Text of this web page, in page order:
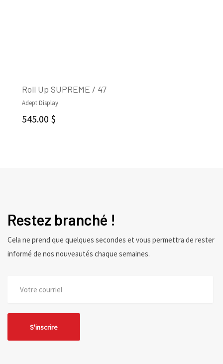
Roll Up SUPREME / 47
Adept Display
545.00 $
Restez branché !
Cela ne prend que quelques secondes et vous permettra de rester
informé de nos nouveautés chaque semaines.